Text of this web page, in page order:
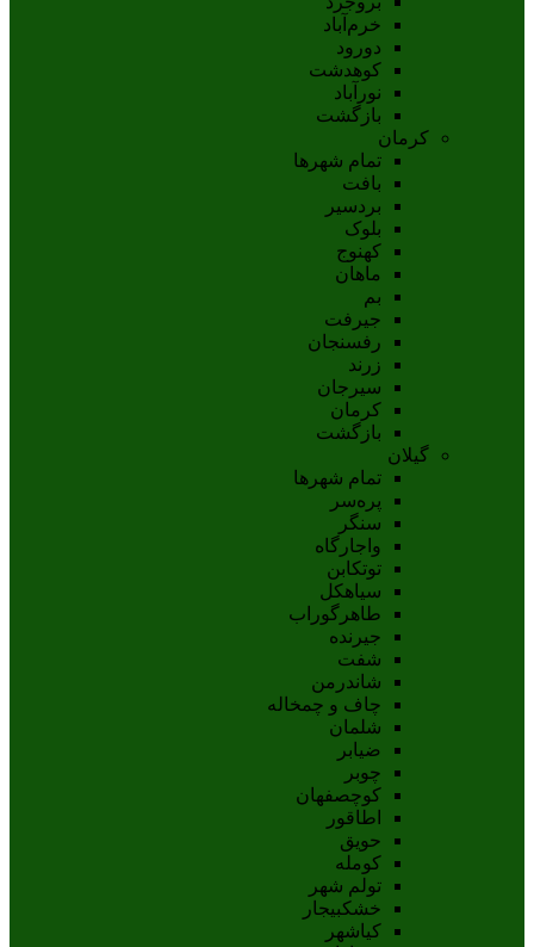
خرم‌آباد
دورود
کوهدشت
نورآباد
بازگشت
کرمان
تمام شهر‌ها
بافت
بردسیر
بلوک
کهنوج
ماهان
بم
جيرفت
رفسنجان
زرند
سيرجان
کرمان
بازگشت
گیلان
تمام شهر‌ها
پره‌سر
سنگر
واجارگاه
توتکابن
سیاهکل
طاهرگوراب
جیرنده
شفت
شاندرمن
چاف و چمخاله
شلمان
ضیابر
چوبر
کوچصفهان
اطاقور
حویق
کومله
تولم شهر
خشکبیجار
کیاشهر